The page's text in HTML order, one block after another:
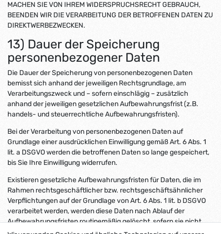
MACHEN SIE VON IHREM WIDERSPRUCHSRECHT GEBRAUCH,
BEENDEN WIR DIE VERARBEITUNG DER BETROFFENEN DATEN ZU
DIREKTWERBEZWECKEN.
13) Dauer der Speicherung
personenbezogener Daten
Die Dauer der Speicherung von personenbezogenen Daten
bemisst sich anhand der jeweiligen Rechtsgrundlage, am
Verarbeitungszweck und – sofern einschlägig – zusätzlich
anhand der jeweiligen gesetzlichen Aufbewahrungsfrist (z.B.
handels- und steuerrechtliche Aufbewahrungsfristen).
Bei der Verarbeitung von personenbezogenen Daten auf
Grundlage einer ausdrücklichen Einwilligung gemäß Art. 6 Abs. 1
lit. a DSGVO werden die betroffenen Daten so lange gespeichert,
bis Sie Ihre Einwilligung widerrufen.
Existieren gesetzliche Aufbewahrungsfristen für Daten, die im
Rahmen rechtsgeschäftlicher bzw. rechtsgeschäftsähnlicher
Verpflichtungen auf der Grundlage von Art. 6 Abs. 1 lit. b DSGVO
verarbeitet werden, werden diese Daten nach Ablauf der
Aufbewahrungsfristen routinemäßig gelöscht, sofern sie nicht
mehr zur Vertragserfüllung oder Vertragsanbahnung erforderlich